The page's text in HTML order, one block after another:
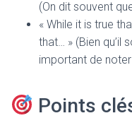
(On dit souvent
« While it is true
that… » (Bien qu’il
important de
Points